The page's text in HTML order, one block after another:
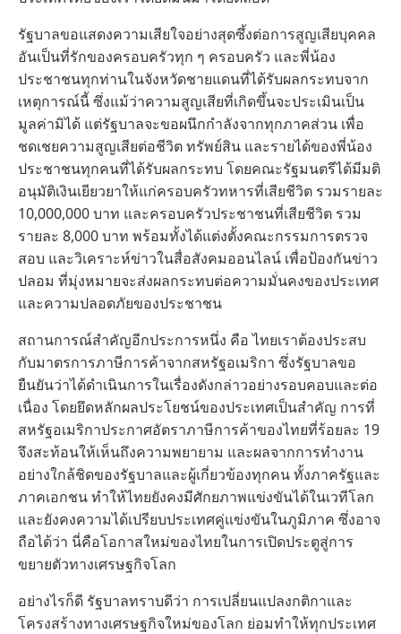
รัฐบาลขอแสดงความเสียใจอย่างสุดซึ้งต่อการสูญเสียบุคคล
อันเป็นที่รักของครอบครัวทุก ๆ ครอบครัว และพี่น้อง
ประชาชนทุกท่านในจังหวัดชายแดนที่ได้รับผลกระทบจาก
เหตุการณ์นี้ ซึ่งแม้ว่าความสูญเสียที่เกิดขึ้นจะประเมินเป็น
มูลค่ามิได้ แต่รัฐบาลจะขอผนึกกำลังจากทุกภาคส่วน เพื่อ
ชดเชยความสูญเสียต่อชีวิต ทรัพย์สิน และรายได้ของพี่น้อง
ประชาชนทุกคนที่ได้รับผลกระทบ โดยคณะรัฐมนตรีได้มีมติ
อนุมัติเงินเยียวยาให้แก่ครอบครัวทหารที่เสียชีวิต รวมรายละ
10,000,000 บาท และครอบครัวประชาชนที่เสียชีวิต รวม
รายละ 8,000 บาท พร้อมทั้งได้แต่งตั้งคณะกรรมการตรวจ
สอบ และวิเคราะห์ข่าวในสื่อสังคมออนไลน์ เพื่อป้องกันข่าว
ปลอม ที่มุ่งหมายจะส่งผลกระทบต่อความมั่นคงของประเทศ
และความปลอดภัยของประชาชน
สถานการณ์สำคัญอีกประการหนึ่ง คือ ไทยเราต้องประสบ
กับมาตรการภาษีการค้าจากสหรัฐอเมริกา ซึ่งรัฐบาลขอ
ยืนยันว่าได้ดำเนินการในเรื่องดังกล่าวอย่างรอบคอบและต่อ
เนื่อง โดยยึดหลักผลประโยชน์ของประเทศเป็นสำคัญ การที่
สหรัฐอเมริกาประกาศอัตราภาษีการค้าของไทยที่ร้อยละ 19
จึงสะท้อนให้เห็นถึงความพยายาม และผลจากการทำงาน
อย่างใกล้ชิดของรัฐบาลและผู้เกี่ยวข้องทุกคน ทั้งภาครัฐและ
ภาคเอกชน ทำให้ไทยยังคงมีศักยภาพแข่งขันได้ในเวทีโลก
และยังคงความได้เปรียบประเทศคู่แข่งขันในภูมิภาค ซึ่งอาจ
ถือได้ว่า นี่คือโอกาสใหม่ของไทยในการเปิดประตูสู่การ
ขยายตัวทางเศรษฐกิจโลก
อย่างไรก็ดี รัฐบาลทราบดีว่า การเปลี่ยนแปลงกติกาและ
โครงสร้างทางเศรษฐกิจใหม่ของโลก ย่อมทำให้ทุกประเทศ